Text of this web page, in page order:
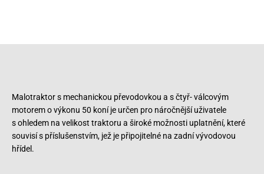
Malotraktor s mechanickou převodovkou a s čtyř- válcovým
motorem o výkonu 50 koní je určen pro náročnější uživatele
s ohledem na velikost traktoru a široké možnosti uplatnění, které
souvisí s příslušenstvím, jež je připojitelné na zadní vývodovou
hřídel.